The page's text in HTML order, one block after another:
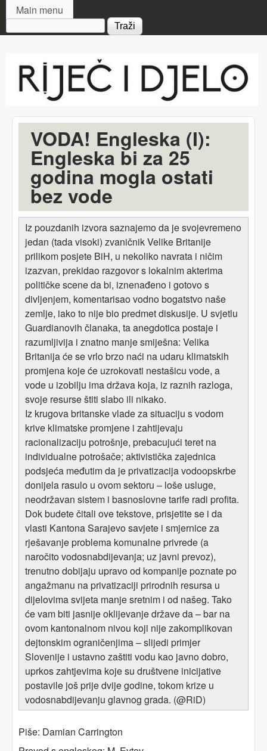
MAIN MENU
Main menu
Search form
i djelo
VODA! Engleska (I):
Engleska bi za 25
godina mogla ostati
bez vode
Iz pouzdanih izvora saznajemo da je svojevremeno
jedan (tada visoki) zvaničnik Velike Britanije
prilikom posjete BiH, u nekoliko navrata i ničim
izazvan, prekidao razgovor s lokalnim akterima
političke scene da bi, iznenađeno i gotovo s
divljenjem, komentarisao vodno bogatstvo naše
zemlje, iako to nije bio predmet diskusije. U svjetlu
Guardianovih članaka, ta anegdotica postaje i
razumljivija i znatno manje smiješna: Velika
Britanija će se vrlo brzo naći na udaru klimatskih
promjena koje će uzrokovati nestašicu vode, a
vode u izobilju ima država koja, iz raznih razloga,
svoje resurse štiti slabo ili nikako.
Iz krugova britanske vlade za situaciju s vodom
krive klimatske promjene i zahtijevaju
racionalizaciju potrošnje, prebacujući teret na
individualne potrošače; aktivistička zajednica
podsjeća međutim da je privatizacija vodoopskrbe
donijela rasulo u ovom sektoru – loše usluge,
neodržavan sistem i basnoslovne tarife radi profita.
Dok budete čitali ove tekstove, prisjetite se i da
vlasti Kantona Sarajevo savjete i smjernice za
rješavanje problema komunalne privrede (a
naročito vodosnabdijevanja; uz javni prevoz),
trenutno dobijaju upravo od kompanije poznate po
angažmanu na privatizaciji prirodnih resursa u
dijelovima svijeta manje sretnim i od našeg. Tako
će vam biti jasnije oklijevanje države da – bar na
ovom kantonalnom nivou koji nije zakomplikovan
dejtonskim ograničenjima – slijedi primjer
Slovenije i ustavno zaštiti vodu kao javno dobro,
uprkos zahtjevima koje su društvene inicijative
postavile još prije dvije godine, tokom krize u
vodosnabdijevanju glavnog grada. (@RiD)
Piše: Damian Carrington